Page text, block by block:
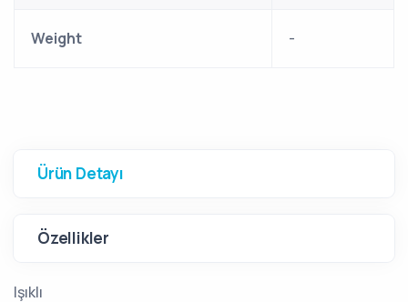
Weight -
Ürün Detayı
Özellikler
Işıklı